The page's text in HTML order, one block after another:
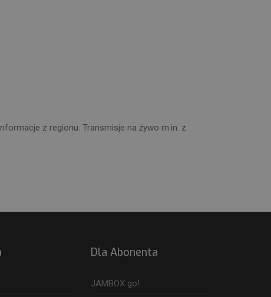
z regionu. Transmisje na żywo m.in. z
Dla Abonenta
JAMBOX go!